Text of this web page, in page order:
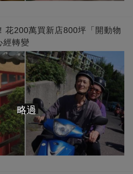
花200萬買新店800坪「開動物
經轉變
略過